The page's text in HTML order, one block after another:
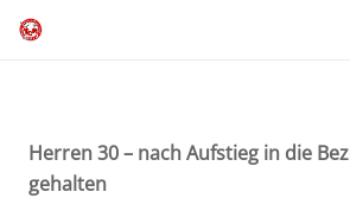
Herren 30 – nach Aufstieg in die
gehalten